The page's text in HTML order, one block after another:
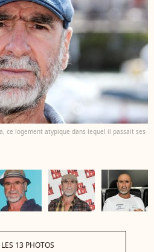
ce logement atypique dans lequel il passait ses
13 PHOTOS